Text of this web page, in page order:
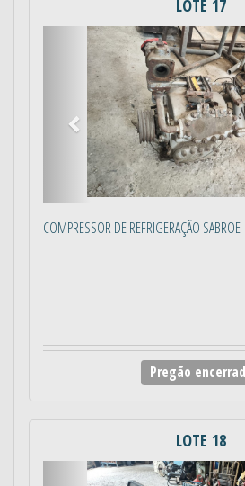
LOTE 17
Anterior
COMPRESSOR DE REFRIGERAÇÃO SABROE
Pregão
LOTE 18
Anterior